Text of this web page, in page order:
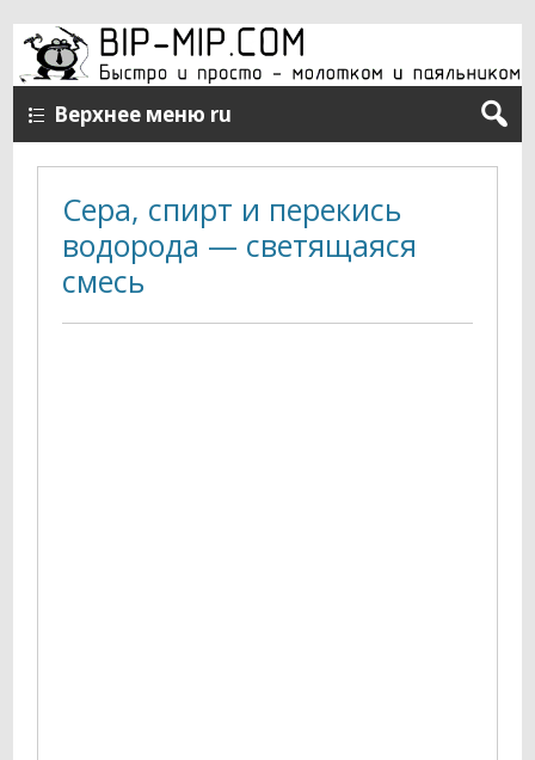
Верхнее меню ru
Сера, спирт и перекись
водорода — светящаяся
смесь